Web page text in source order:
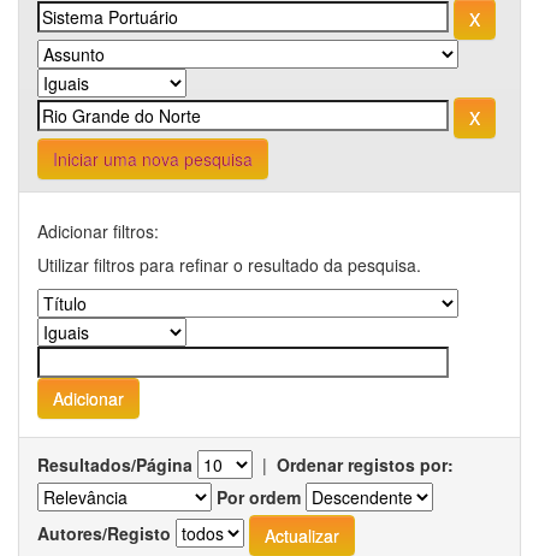
Iniciar uma nova pesquisa
Adicionar filtros:
Utilizar filtros para refinar o resultado da pesquisa.
Resultados/Página | Ordenar registos por:
Por ordem
Autores/Registo